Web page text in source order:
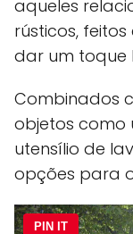
aqueles
rústicos,
dar um toque
Combinados
objetos como
utensílio de
opções para
PIN IT